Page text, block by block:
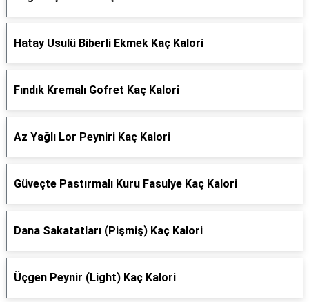
Hatay Usulü Biberli Ekmek Kaç Kalori
Fındık Kremalı Gofret Kaç Kalori
Az Yağlı Lor Peyniri Kaç Kalori
Güveçte Pastırmalı Kuru Fasulye Kaç Kalori
Dana Sakatatları (Pişmiş) Kaç Kalori
Üçgen Peynir (Light) Kaç Kalori